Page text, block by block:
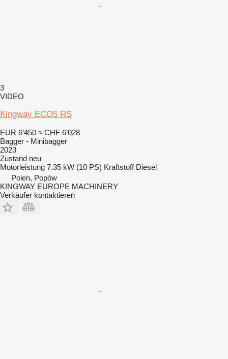
3
VIDEO
Kingway ECO5 RS
EUR 6’450 ≈ CHF 6’028
Bagger - Minibagger
2023
Zustand neu
Motorleistung 7.35 kW (10 PS) Kraftstoff Diesel
Polen, Popów
KINGWAY EUROPE MACHINERY
Verkäufer kontaktieren